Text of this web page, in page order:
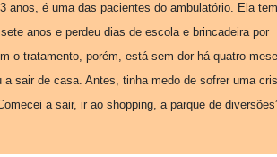
anos, é uma das pacientes do ambulatório. Ela tem
anos e perdeu dias de escola e brincadeira por
o tratamento, porém, está sem dor há quatro
a sair de casa. Antes, tinha medo de sofrer uma
a sair, ir ao shopping, a parque de